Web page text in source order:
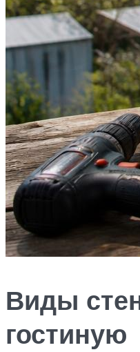
Виды
гостиную